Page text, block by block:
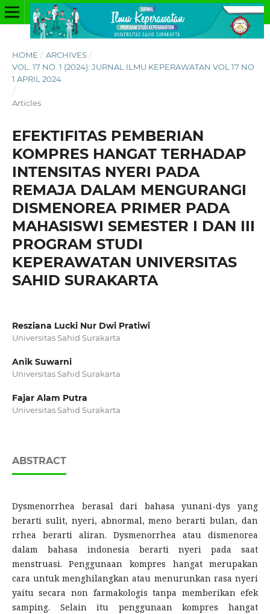
HOME / ARCHIVES /
VOL. 17 NO. 1 (2024): JURNAL ILMU KEPERAWATAN VOL 17 NO
1 APRIL 2024
/
Articles
EFEKTIFITAS PEMBERIAN
KOMPRES HANGAT TERHADAP
INTENSITAS NYERI PADA
REMAJA DALAM MENGURANGI
DISMENOREA PRIMER PADA
MAHASISWI SEMESTER I DAN III
PROGRAM STUDI
KEPERAWATAN UNIVERSITAS
SAHID SURAKARTA
Resziana Lucki Nur Dwi Pratiwi
Universitas Sahid Surakarta
Anik Suwarni
Universitas Sahid Surakarta
Fajar Alam Putra
Universitas Sahid Surakarta
ABSTRACT
Dysmenorrhea berasal dari bahasa yunani-dys yang
berarti sulit, nyeri, abnormal, meno berarti bulan, dan
rrhea berarti aliran. Dysmenorrhea atau dismenorea
dalam bahasa indonesia berarti nyeri pada saat
menstruasi. Penggunaan kompres hangat merupakan
cara untuk menghilangkan atau menurunkan rasa nyeri
yaitu secara non farmakologis tanpa memberikan efek
samping. Selain itu penggunaan kompres hangat